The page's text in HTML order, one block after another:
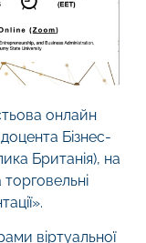
онлайн
Бізнес-
Британія), на
віртуальної